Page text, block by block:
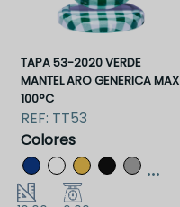
TAPA 53-2020 VERDE
MANTEL ARO GENERICA MAX
100°C
REF: TT53
Colores
...